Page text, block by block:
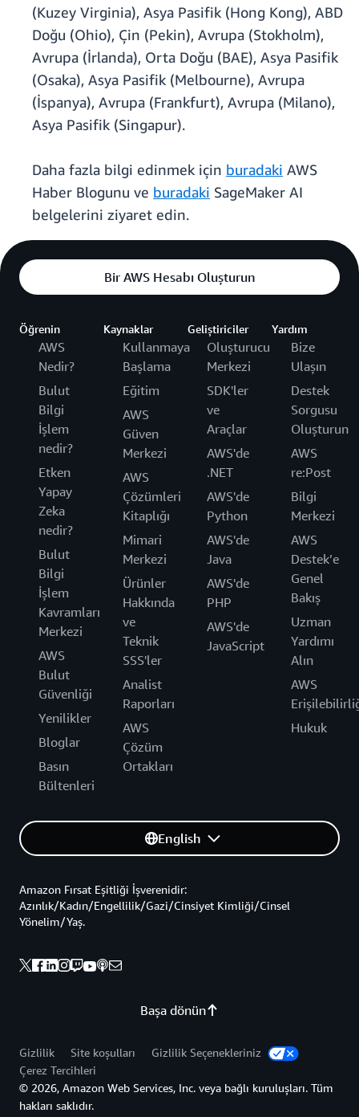
(Kuzey Virginia), Asya Pasifik (Hong Kong), ABD
Doğu (Ohio), Çin (Pekin), Avrupa (Stokholm),
Avrupa (İrlanda), Orta Doğu (BAE), Asya Pasifik
(Osaka), Asya Pasifik (Melbourne), Avrupa
(İspanya), Avrupa (Frankfurt), Avrupa (Milano),
Asya Pasifik (Singapur).
Daha fazla bilgi edinmek için buradaki AWS
Haber Blogunu ve buradaki SageMaker AI
belgelerini ziyaret edin.
Bir AWS Hesabı Oluşturun
Öğrenin
AWS
Nedir?
Bulut
Bilgi
İşlem
nedir?
Etken
Yapay
Zeka
nedir?
Bulut
Bilgi
İşlem
Kavramları
Merkezi
AWS
Bulut
Güvenliği
Yenilikler
Bloglar
Basın
Bültenleri
Kaynaklar
Kullanmaya
Başlama
Eğitim
AWS
Güven
Merkezi
AWS
Çözümleri
Kitaplığı
Mimari
Merkezi
Ürünler
Hakkında
ve
Teknik
SSS'ler
Analist
Raporları
AWS
Çözüm
Ortakları
Geliştiriciler
Oluşturucu
Merkezi
SDK'ler
ve
Araçlar
AWS'de
.NET
AWS'de
Python
AWS'de
Java
AWS'de
PHP
AWS'de
JavaScript
Yardım
Bize
Ulaşın
Destek
Sorgusu
Oluşturun
AWS
re:Post
Bilgi
Merkezi
AWS
Destek’e
Genel
Bakış
Uzman
Yardımı
Alın
AWS
Hukuk
English
Başa dönün
Amazon Fırsat Eşitliği İşverenidir:
Azınlık/Kadın/Engellilik/Gazi/Cinsiyet Kimliği/Cinsel
Yönelim/Yaş.
Gizlilik Site koşulları
Gizlilik Seçenekleriniz
Çerez Tercihleri
© 2026, Amazon Web Services, Inc. veya bağlı kuruluşları. Tüm
hakları saklıdır.